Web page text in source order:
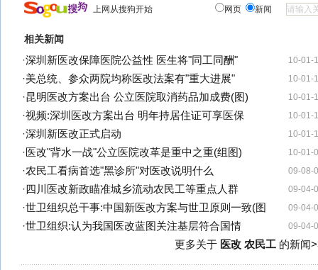
上网从搜狗开始 网页 新闻
相关新闻
10-01-
·深圳新医改保障医院公益性 医生将"同工同酬"
10-01-
·美总统、参众两院均称医改法案有"重大进展"
10-01-
·昆明医改方案出台 公立医院取消药品加成费(图)
10-01-
·视频:深圳医改方案出台 明年持居住证可享医保
10-01-
·深圳新医改正式启动
10-01-
· 医改"背水一战"公立医院改革是重中之重(组图)
09-08-
·农民工看病首选"黑诊所"对医改说明什么
09-04-
· 四川医改新政瞄准城乡流动农民工等重点人群
09-04-
·世卫组织总干事:中国新医改方案与世卫原则一致(图
09-04-
·世卫组织:认为我国医改蓝图关注基层符合国情
更多关于 医改 农民工的新闻